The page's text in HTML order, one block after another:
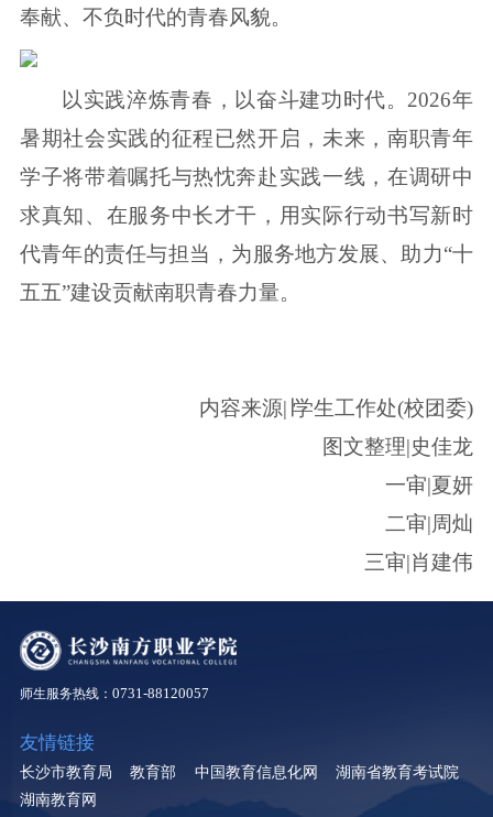
奉献、不负时代的青春风貌。
以实践淬炼青春，以奋斗建功时代。2026年
暑期社会实践的征程已然开启，未来，南职青年
学子将带着嘱托与热忱奔赴实践一线，在调研中
求真知、在服务中长才干，用实际行动书写新时
代青年的责任与担当，为服务地方发展、助力“十
五五”建设贡献南职青春力量。
内容来源|∣学生工作处(校团委)
图文整理|史佳龙
一审|夏妍
二审|周灿
三审|肖建伟
师生服务热线： 0731-88120057
友情链接
长沙市教育局 教育部 中国教育信息化网
湖南省教育考试院
湖南教育网